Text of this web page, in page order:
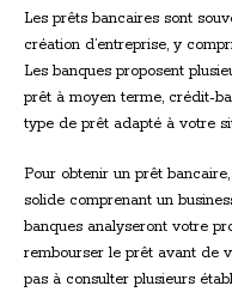
Les prêts bancaires sont
création d’entreprise, y
Les banques proposent
prêt à moyen terme, crédit-
type de prêt adapté à votre
Pour obtenir un prêt
solide comprenant un
banques analyseront votre
rembourser le prêt avant de
pas à consulter plusieurs